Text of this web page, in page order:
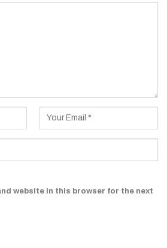
website in this browser for the next